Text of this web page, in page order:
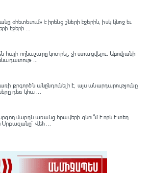
«հետեւում» է իրենց շների էջերին, իսկ կնոջ եւ
էջերի ...
հայի ողնաշարը կոտրել, չի ստացվելու․ Աբովյանի
...
քրգործն անընդունելի է, այս անարդարությունը
դեռ կհա ...
մարդն առանց հրավերի գնու՞մ է որևէ տեղ.
Վեհ ...